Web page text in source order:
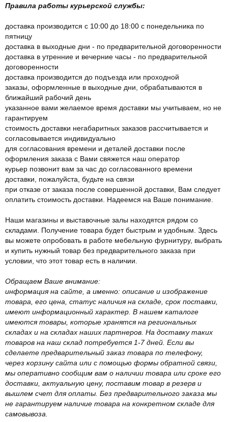
Правила работы курьерской службы:
доставка производится с 10:00 до 18:00 с понедельника по
пятницу
доставка в выходные дни - по предварительной договоренности
доставка в утренние и вечерние часы - по предварительной
договоренности
доставка производится до подъезда или проходной
заказы, оформленные в выходные дни, обрабатываются в
ближайший рабочий день
указанное вами желаемое время доставки мы учитываем, но не
гарантируем
стоимость доставки негабаритных заказов рассчитывается и
согласовывается индивидуально
для согласования времени и деталей доставки после
оформления заказа с Вами свяжется наш оператор
курьер позвонит вам за час до согласованного времени
доставки, пожалуйста, будьте на связи
при отказе от заказа после совершенной доставки, Вам следует
оплатить стоимость доставки. Надеемся на Ваше понимание.
Наши магазины и выставочные залы находятся рядом со
складами. Получение товара будет быстрым и удобным. Здесь
вы можете опробовать в работе мебельную фурнитуру, выбрать
и купить нужный товар без предварительного заказа при
условии, что этот товар есть в наличии.
Обращаем Ваше внимание:
информация на сайте, а именно: описание и изображение
товара, его цена, статус наличия на складе, срок поставки,
имеют информационный характер. В нашем каталоге
имеются товары, которые хранятся на региональных
складах и на складах наших партнеров. На доставку таких
товаров на наш склад потребуется 1-7 дней. Если вы
сделаете предварительный заказ товара по телефону,
через корзину сайта или с помощью формы обратной связи,
мы оперативно сообщим вам о наличии товара или сроке его
доставки, актуальную цену, поставим товар в резерв и
вышлем счет для оплаты. Без предварительного заказа мы
не гарантируем наличие товара на конкретном складе для
самовывоза.